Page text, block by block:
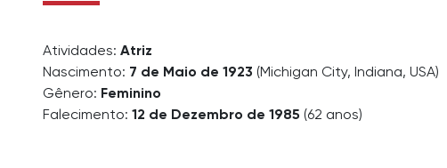
Atividades: Atriz
Nascimento: 7 de Maio de 1923 (Michigan City, Indiana, USA)
Gênero: Feminino
Falecimento: 12 de Dezembro de 1985 (62 anos)